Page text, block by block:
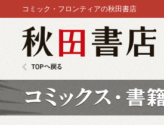
コミック・フロンティアの秋田書店